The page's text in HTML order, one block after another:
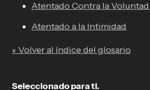
Atentado Contra la
Atentado a la Intimidad
« Volver al índice del glosario
Seleccionado para ti.